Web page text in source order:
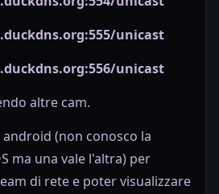
unicast
unicast
altre cam.
(non conosco la
ma una vale l'altra) per
di rete e poter visualizzare